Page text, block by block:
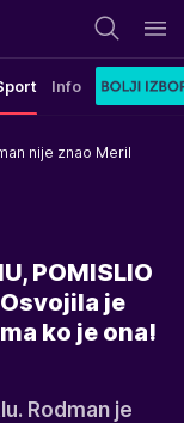
Info
nije znao Meril
POMISLIO
Osvojila je
ko je ona!
Rodman je